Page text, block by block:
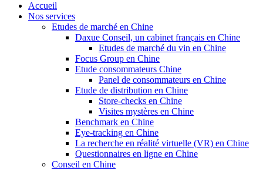
Accueil
Nos services
Etudes de marché en Chine
Daxue Conseil, un cabinet français en Chine
Etudes de marché du vin en Chine
Focus Group en Chine
Etude consommateurs Chine
Panel de consommateurs en Chine
Etude de distribution en Chine
Store-checks en Chine
Visites mystères en Chine
Benchmark en Chine
Eye-tracking en Chine
La recherche en réalité virtuelle (VR) en Chine
Questionnaires en ligne en Chine
Conseil en Chine